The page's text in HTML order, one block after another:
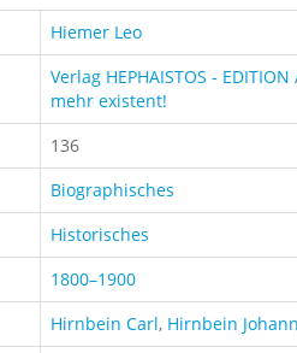
Hiemer Leo
Verlag HEPHAISTOS -
mehr existent!
136
Biographisches
Historisches
1800–1900
Hirnbein Carl, Hirnbein Johann